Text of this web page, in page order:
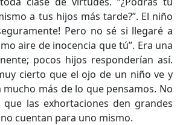
a tus hijos más tarde?”. El niño
Pero no sé si llegaré a
aire de inocencia que tú”. Era una
pocos hijos responderían así.
cierto que el ojo de un niño ve y
más de lo que pensamos. No
las exhortaciones den grandes
cuentan para uno mismo.